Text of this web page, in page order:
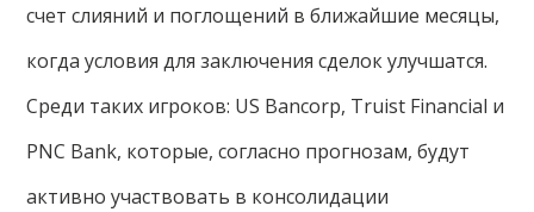
счет слияний и поглощений в ближайшие месяцы,
когда условия для заключения сделок улучшатся.
Среди таких игроков: US Bancorp, Truist Financial и
PNC Bank, которые, согласно прогнозам, будут
активно участвовать в консолидации